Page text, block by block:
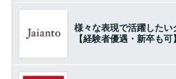
様々な表現で活躍した
【経験者優遇・新卒も可】